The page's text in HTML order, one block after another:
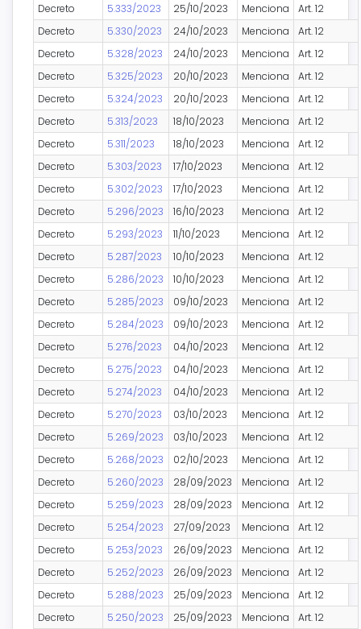
Decreto
5.333/2023 25/10/2023 Menciona
Art. 12
Decreto
5.330/2023 24/10/2023 Menciona
Art. 12
Decreto
5.328/2023 24/10/2023 Menciona
Art. 12
Decreto
5.325/2023 20/10/2023 Menciona
Art. 12
Decreto
5.324/2023 20/10/2023 Menciona
Art. 12
Decreto
5.313/2023 18/10/2023 Menciona
Art. 12
Decreto
5.311/2023 18/10/2023 Menciona
Art. 12
Decreto
5.303/2023 17/10/2023 Menciona
Art. 12
Decreto
5.302/2023 17/10/2023 Menciona
Art. 12
Decreto
5.296/2023 16/10/2023 Menciona
Art. 12
Decreto
5.293/2023 11/10/2023 Menciona
Art. 12
Decreto
5.287/2023 10/10/2023 Menciona
Art. 12
Decreto
5.286/2023 10/10/2023 Menciona
Art. 12
Decreto
5.285/2023 09/10/2023 Menciona
Art. 12
Decreto
5.284/2023 09/10/2023 Menciona
Art. 12
Decreto
5.276/2023 04/10/2023 Menciona
Art. 12
Decreto
5.275/2023 04/10/2023 Menciona
Art. 12
Decreto
5.274/2023 04/10/2023 Menciona
Art. 12
Decreto
5.270/2023 03/10/2023 Menciona
Art. 12
Decreto
5.269/2023 03/10/2023 Menciona
Art. 12
Decreto
5.268/2023 02/10/2023 Menciona
Art. 12
Decreto
5.260/2023 28/09/2023 Menciona
Art. 12
Decreto
5.259/2023 28/09/2023 Menciona
Art. 12
Decreto
5.254/2023 27/09/2023 Menciona
Art. 12
Decreto
5.253/2023 26/09/2023 Menciona
Art. 12
Decreto
5.252/2023 26/09/2023 Menciona
Art. 12
Decreto
5.288/2023 25/09/2023 Menciona
Art. 12
Decreto
5.250/2023 25/09/2023 Menciona
Art. 12